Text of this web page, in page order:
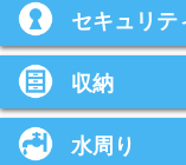
セキュリテ
収納
水周り